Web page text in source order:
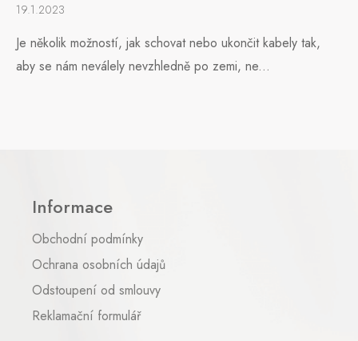
19.1.2023
Je několik možností, jak schovat nebo ukončit kabely tak,
aby se nám neválely nevzhledně po zemi, ne...
Informace
Obchodní podmínky
Ochrana osobních údajů
Odstoupení od smlouvy
Reklamační formulář